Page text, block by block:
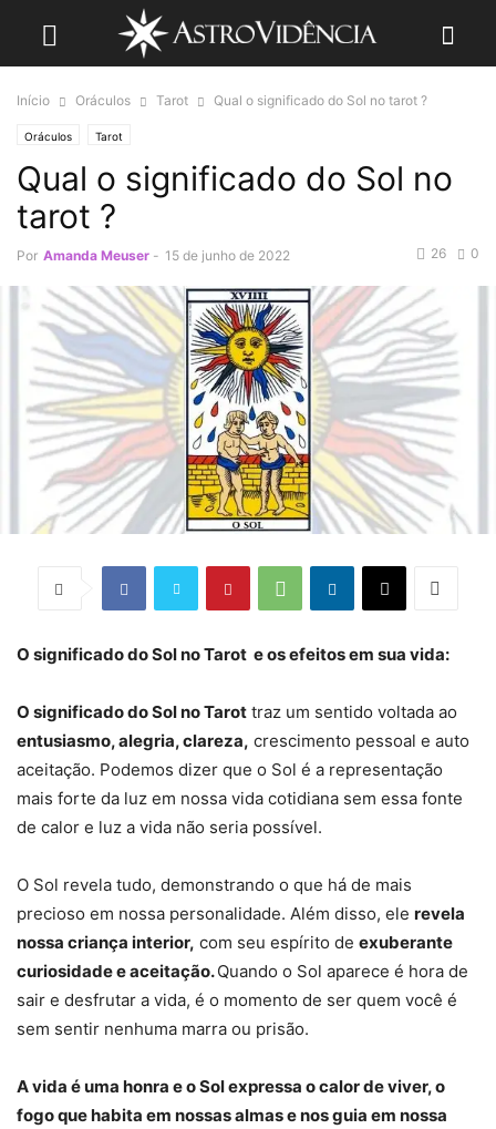
Início Oráculos Tarot Qual o significado do Sol no tarot ?
Oráculos Tarot
Qual o significado do Sol no
tarot ?
Por Amanda Meuser - 15 de junho de 2022 0
26
O significado do Sol no Tarot e os efeitos em sua vida:
O significado do Sol no Tarot traz um sentido voltada ao
entusiasmo, alegria, clareza, crescimento pessoal e auto
aceitação. Podemos dizer que o Sol é a representação
mais forte da luz em nossa vida cotidiana sem essa fonte
de calor e luz a vida não seria possível.
O Sol revela tudo, demonstrando o que há de mais
precioso em nossa personalidade. Além disso, ele revela
nossa criança interior, com seu espírito de exuberante
curiosidade e aceitação.Quando o Sol aparece é hora de
sair e desfrutar a vida, é o momento de ser quem você é
sem sentir nenhuma marra ou prisão.
A vida é uma honra e o Sol expressa o calor de viver, o
fogo que habita em nossas almas e nos guia em nossa